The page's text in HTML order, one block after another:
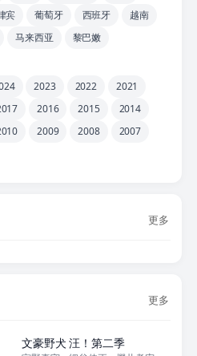
宾 葡萄牙 西班牙
越南
马来西亚 黎巴嫩
2023 2022
2021
2016 2015
2014
2009 2008
2007
更多
更多
文豪野犬 汪！第二季